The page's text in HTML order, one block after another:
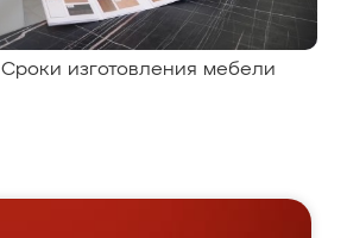
Сроки изготовления мебели